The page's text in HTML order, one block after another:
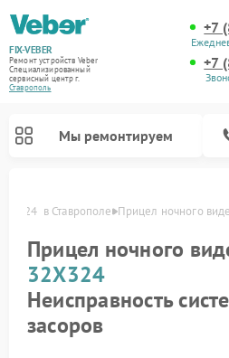
FIX-VEBER
Ремонт устройств Veber
Специализированный
cервисный центр г.
Ставрополь
+7
+7
Мы ремонтируем
в Ставрополе Прицел ночного
Прицел ночного
32X324
Неисправность
засоров